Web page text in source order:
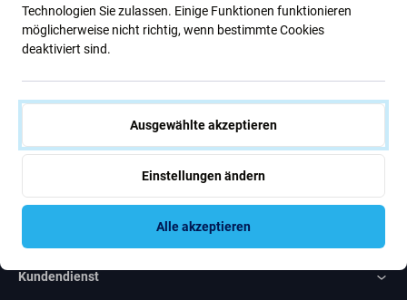
Abonnieren
Rated Excellent
Over
Kundendienst
Technologien Sie zulassen. Einige Funktionen funktionieren
möglicherweise nicht richtig, wenn bestimmte Cookies
deaktiviert sind.
Ausgewählte akzeptieren
Einstellungen ändern
Alle akzeptieren